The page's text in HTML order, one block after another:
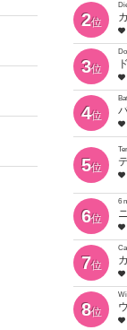
2位
3位
4位
5位
6位
6
7位
8位